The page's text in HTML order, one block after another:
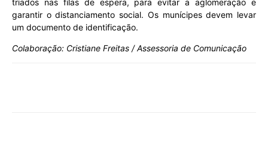
triados nas filas de espera, para evitar a aglomeração e
garantir o distanciamento social. Os munícipes devem levar
um documento de identificação.
Colaboração: Cristiane Freitas / Assessoria de Comunicação